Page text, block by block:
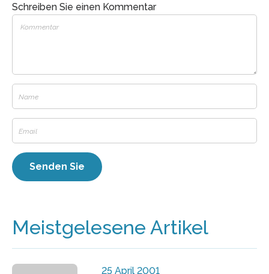
Schreiben Sie einen Kommentar
Meistgelesene Artikel
25 April 2001